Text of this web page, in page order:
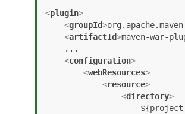
<plugin>
<groupId>
<artifactId>maven-war-
<configuration>
<webResources>
<resource>
<directory>